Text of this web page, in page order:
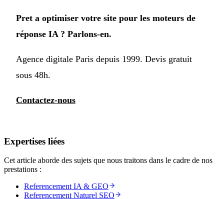
Pret a optimiser votre site pour les moteurs de
réponse IA ? Parlons-en.
Agence digitale Paris depuis 1999. Devis gratuit
sous 48h.
Contactez-nous
Expertises liées
Cet article aborde des sujets que nous traitons dans le cadre de nos
prestations :
Referencement IA & GEO
Referencement Naturel SEO